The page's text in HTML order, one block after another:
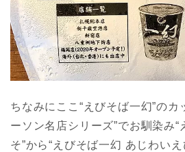
ちなみにここ“えびそば一幻”の
ーソン名店シリーズ”でお馴染み
そ”から“えびそば一幻 あじわい